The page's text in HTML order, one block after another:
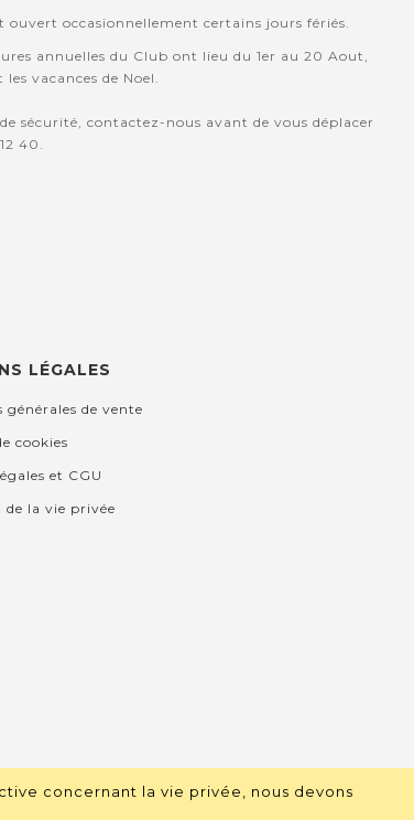
concernant la vie privée, nous devons
ouvert occasionnellement certains jours fériés.
annuelles du Club ont lieu du 1er au 20 Aout,
vacances de Noel.
sécurité, contactez-nous avant de vous déplacer
40.
LÉGALES
générales de vente
cookies
et CGU
la vie privée